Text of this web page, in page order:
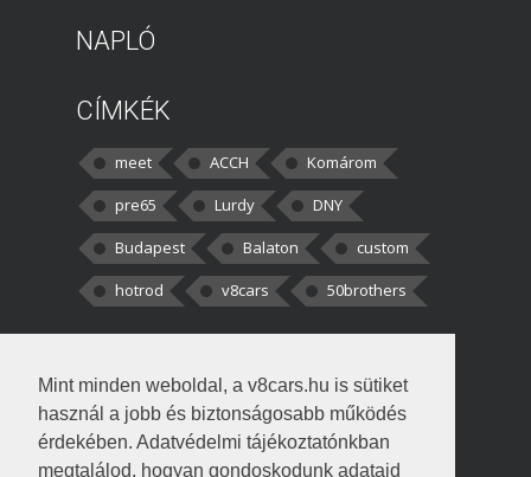
Mint minden weboldal, a v8cars.hu is sütiket
használ a jobb és biztonságosabb működés
érdekében. Adatvédelmi tájékoztatónkban
megtalálod, hogyan gondoskodunk adataid
NAPLÓ
CÍMKÉK
meet ACCH
Komárom
pre65
Lurdy
DNY
Budapest
Balaton
custom
hotrod
v8cars 50brothers
kortisz:Elszúrtam! Én csak két
darabbaal számoltam. Nem tudtam, hogy fél autót,